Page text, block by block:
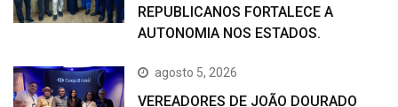
REPUBLICANOS FORTALECE A
AUTONOMIA NOS ESTADOS.
agosto 5, 2026
VEREADORES DE JOÃO DOURADO